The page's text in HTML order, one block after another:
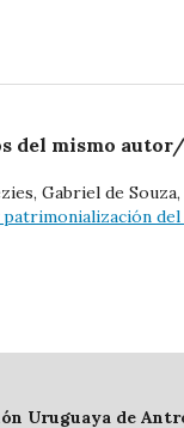
del mismo
Gabriel de
del
Uruguaya de